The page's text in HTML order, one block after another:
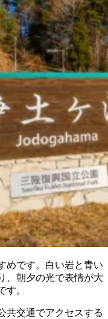
めです。白い岩と青い
、朝夕の光で表情が大
す。
共交通でアクセスする